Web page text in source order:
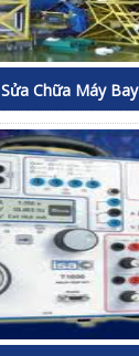
Sửa Chữa Máy Bay